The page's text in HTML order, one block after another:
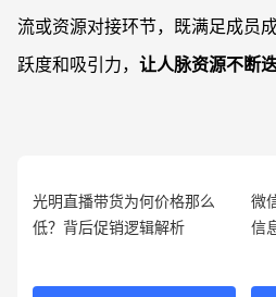
流或资源对接环节，既满足成员
跃度和吸引力， 让人脉资源不断
光明直播带货为何价格那么
低？背后促销逻辑解析
微
信